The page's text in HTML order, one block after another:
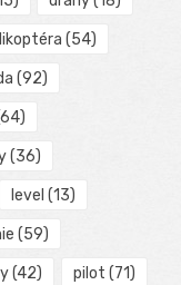
(54)
(92)
(36)
level (13)
(59)
(42) pilot (71)